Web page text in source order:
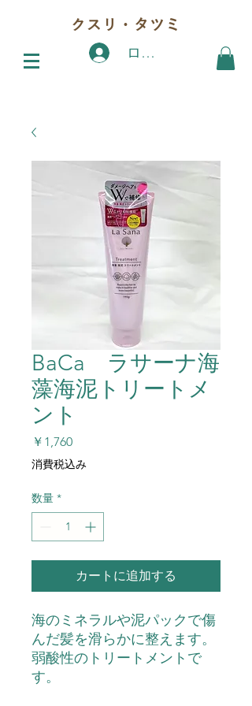
クスリ・タツミ
ログイン
BaCa ラサーナ海
藻海泥トリートメ
ント
￥1,760価
格
消費税込み
数量 *
カートに追加する
海のミネラルや泥パックで傷
んだ髪を滑らかに整えます。
弱酸性のトリートメントで
す。